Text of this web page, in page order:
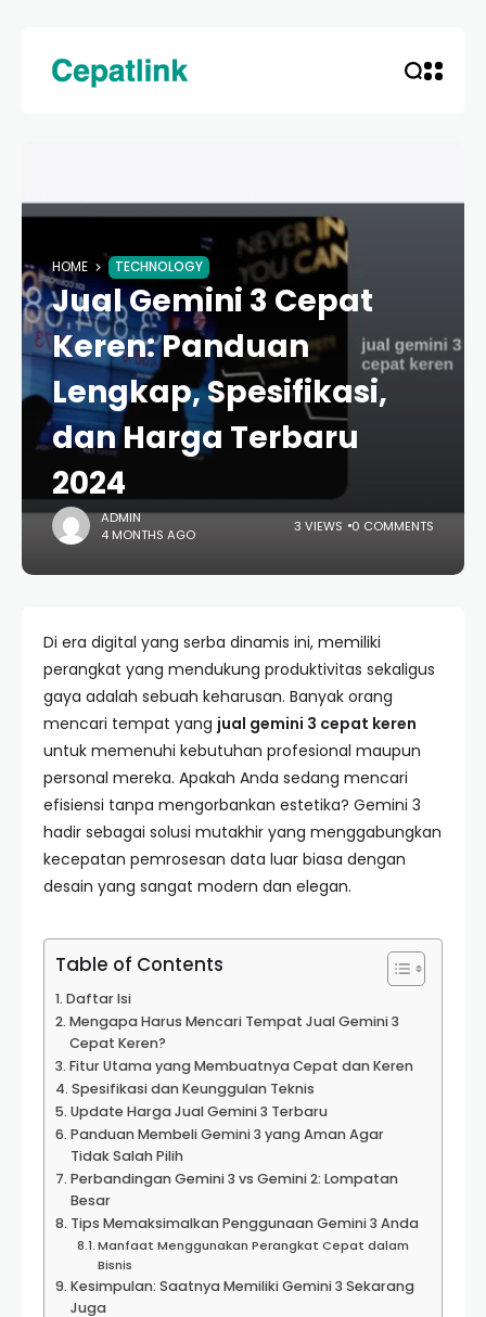
HOME TECHNOLOGY
Jual Gemini 3 Cepat
Keren: Panduan
Lengkap, Spesifikasi,
dan Harga Terbaru
2024
ADMIN
4 MONTHS AGO
3 VIEWS 0 COMMENTS
Di era digital yang serba dinamis ini, memiliki
perangkat yang mendukung produktivitas sekaligus
gaya adalah sebuah keharusan. Banyak orang
mencari tempat yang jual gemini 3 cepat keren
untuk memenuhi kebutuhan profesional maupun
personal mereka. Apakah Anda sedang mencari
efisiensi tanpa mengorbankan estetika? Gemini 3
hadir sebagai solusi mutakhir yang menggabungkan
kecepatan pemrosesan data luar biasa dengan
desain yang sangat modern dan elegan.
Table of Contents
Daftar Isi
Mengapa Harus Mencari Tempat Jual Gemini 3
Cepat Keren?
Fitur Utama yang Membuatnya Cepat dan Keren
Spesifikasi dan Keunggulan Teknis
Update Harga Jual Gemini 3 Terbaru
Panduan Membeli Gemini 3 yang Aman Agar
Tidak Salah Pilih
Perbandingan Gemini 3 vs Gemini 2: Lompatan
Besar
Tips Memaksimalkan Penggunaan Gemini 3 Anda
Manfaat Menggunakan Perangkat Cepat dalam
Bisnis
Kesimpulan: Saatnya Memiliki Gemini 3 Sekarang
Juga